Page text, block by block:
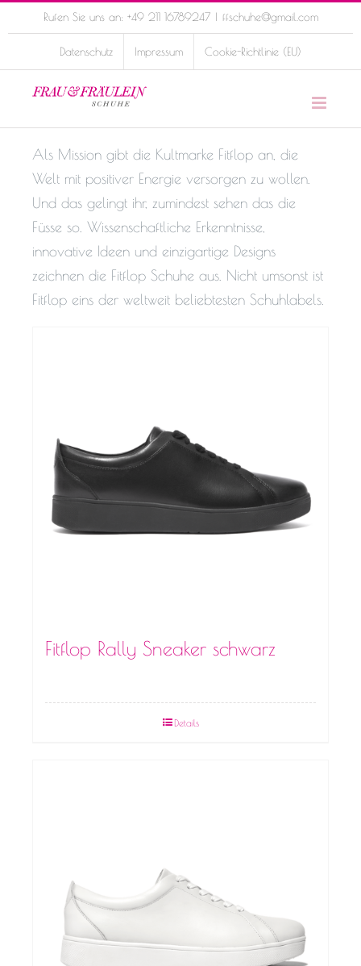
to
Rufen Sie uns an: +49 211 16789247 | ffschuhe@gmail.com
Datenschutz Impressum Cookie-Richtlinie (EU)
Als Mission gibt die Kultmarke Fitflop an, die
Welt mit positiver Energie versorgen zu wollen.
Und das gelingt ihr, zumindest sehen das die
Füsse so. Wissenschaftliche Erkenntnisse,
innovative Ideen und einzigartige Designs
zeichnen die Fitflop Schuhe aus. Nicht umsonst ist
Fitflop eins der weltweit beliebtesten Schuhlabels.
Fitflop Rally Sneaker schwarz
Details